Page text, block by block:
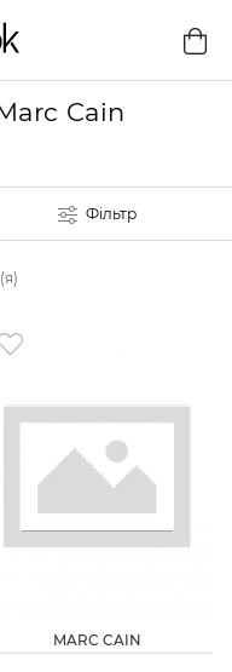
Cain
Фільтр
MARC CAIN